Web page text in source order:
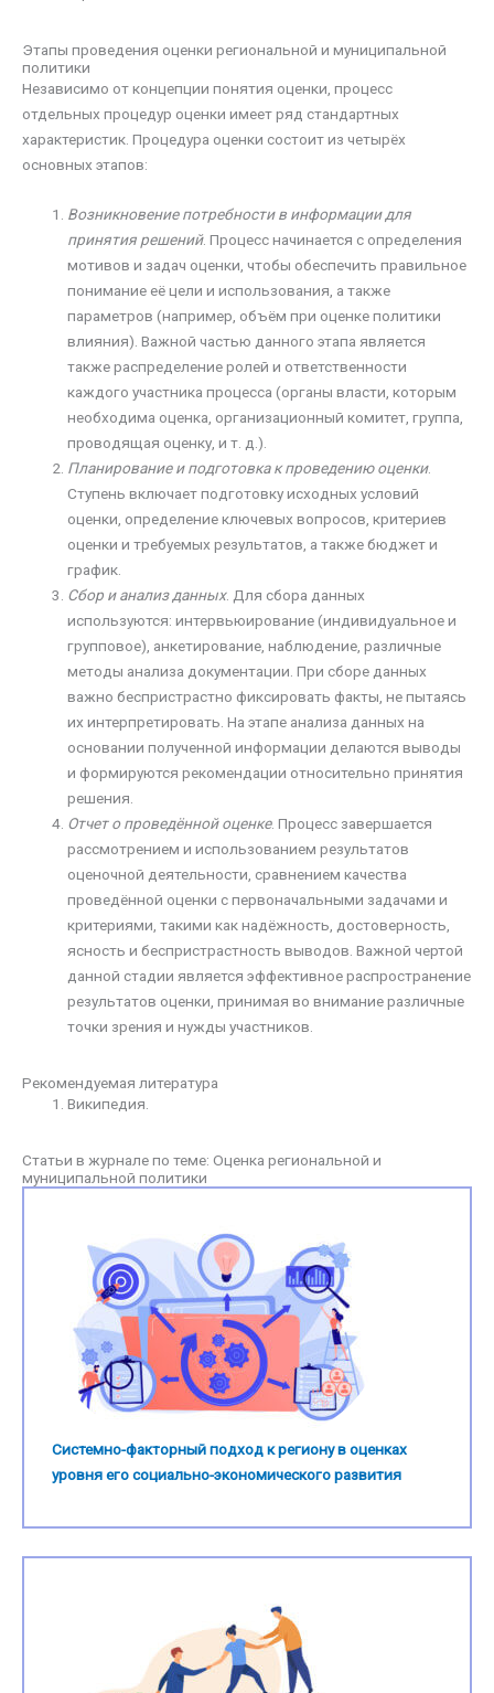
Этапы проведения оценки региональной и муниципальной
политики
Независимо от концепции понятия оценки, процесс
отдельных процедур оценки имеет ряд стандартных
характеристик. Процедура оценки состоит из четырёх
основных этапов:
Возникновение потребности в информации для
принятия решений. Процесс начинается с определения
мотивов и задач оценки, чтобы обеспечить правильное
понимание её цели и использования, а также
параметров (например, объём при оценке политики
влияния). Важной частью данного этапа является
также распределение ролей и ответственности
каждого участника процесса (органы власти, которым
необходима оценка, организационный комитет, группа,
проводящая оценку, и т. д.).
Планирование и подготовка к проведению оценки.
Ступень включает подготовку исходных условий
оценки, определение ключевых вопросов, критериев
оценки и требуемых результатов, а также бюджет и
график.
Сбор и анализ данных. Для сбора данных
используются: интервьюирование (индивидуальное и
групповое), анкетирование, наблюдение, различные
методы анализа документации. При сборе данных
важно беспристрастно фиксировать факты, не пытаясь
их интерпретировать. На этапе анализа данных на
основании полученной информации делаются выводы
и формируются рекомендации относительно принятия
решения.
Отчет о проведённой оценке. Процесс завершается
рассмотрением и использованием результатов
оценочной деятельности, сравнением качества
проведённой оценки с первоначальными задачами и
критериями, такими как надёжность, достоверность,
ясность и беспристрастность выводов. Важной чертой
данной стадии является эффективное распространение
результатов оценки, принимая во внимание различные
точки зрения и нужды участников.
Рекомендуемая литература
Википедия.
Статьи в журнале по теме: Оценка региональной и
муниципальной политики
Системно-факторный подход к региону в оценках
уровня его социально-экономического развития